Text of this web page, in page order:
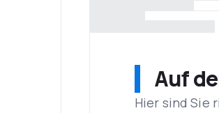
Auf
Hier sind Sie